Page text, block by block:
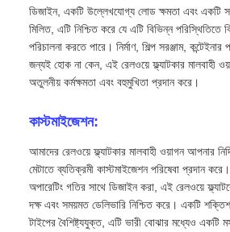
ডিজাইন, একটি উল্লেখযোগ্য লোড ক্ষমতা এবং একটি
মিলিত, এটি নিশ্চিত করে যে এটি বিভিন্ন পরিস্থিতিতে
পরিচালনা করতে পারে। নির্মাণ, শিল্প সরঞ্জাম,
জন্যই হোক না কেন, এই রেলওয়ে ফ্ল্যাটকার মালবাহী
অতুলনীয় কর্মক্ষমতা এবং বহুমুখিতা প্রদান করে।
কাস্টমাইজেশন:
আমাদের রেলওয়ে ফ্ল্যাটকার মালবাহী ওয়াগন আপনার
মেটাতে ব্যতিক্রমী কাস্টমাইজেশন পরিষেবা প্রদান
অপারেটিং গতির সাথে ডিজাইন করা, এই রেলওয়ে
দক্ষ এবং সময়মত ডেলিভারি নিশ্চিত করে। একটি
টাইপের বৈশিষ্ট্যযুক্ত, এটি ভারী বোঝার মধ্যেও একটি